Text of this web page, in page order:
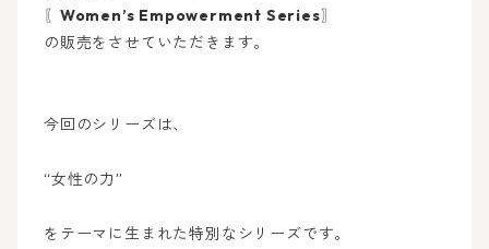
〖 Women’s Empowerment Series〗
の販売をさせていただきます。
今回のシリーズは、
“女性の力”
をテーマに生まれた特別なシリーズです。